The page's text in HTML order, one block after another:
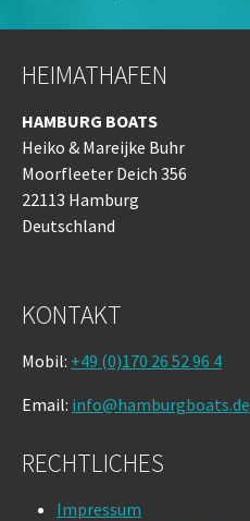
HEIMATHAFEN
HAMBURG BOATS
Heiko & Mareijke Buhr
Moorfleeter Deich 356
22113 Hamburg
Deutschland
KONTAKT
Mobil: +49 (0)170 26 52 96 4
Email: info@hamburgboats.de
RECHTLICHES
Impressum